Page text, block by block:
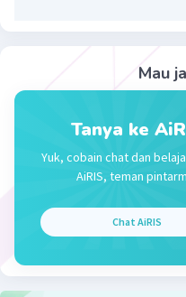
Mau
Tanya ke
Yuk, cobain chat dan
AiRIS, teman
Chat AiRIS